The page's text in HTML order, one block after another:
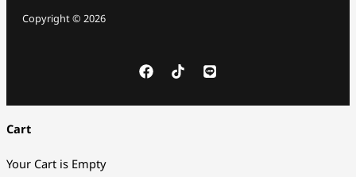
Copyright © 2026
Cart
Your Cart is Empty